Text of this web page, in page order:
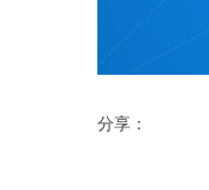
分享：